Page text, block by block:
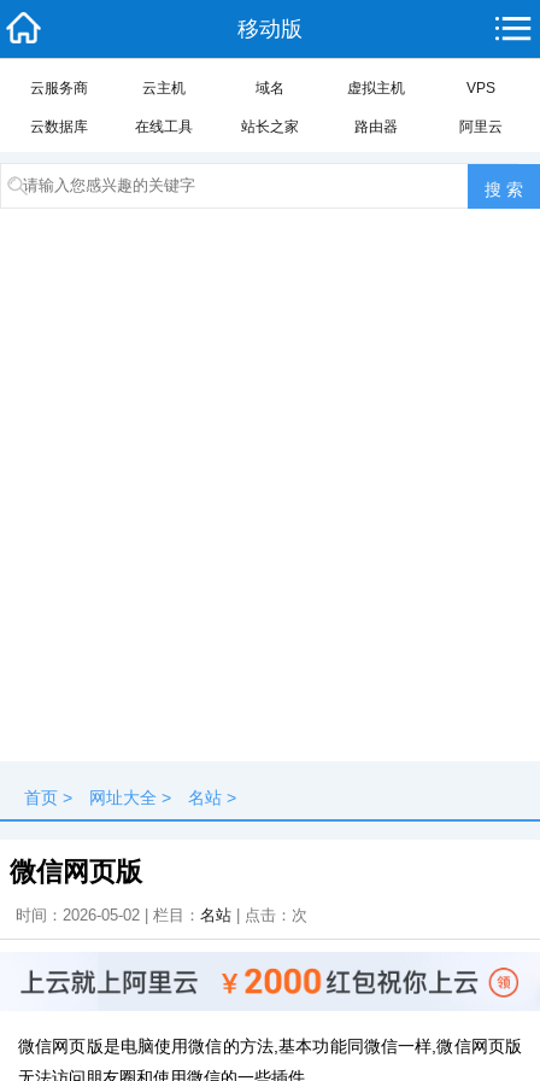
移动版
云服务商 云主机 域名 虚拟主机 VPS
云数据库 在线工具 站长之家 路由器 阿里云
首页 > 网址大全 > 名站 >
微信网页版
时间：2026-05-02 | 栏目： 名站 | 点击： 次
微信网页版是电脑使用微信的方法,基本功能同微信一样,微信网页版